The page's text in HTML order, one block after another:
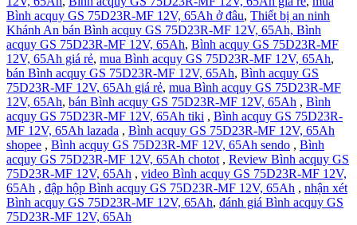
Bình acquy GS 75D23R-MF 12V, 65Ah ở đâu, Thiết bị an ninh
Khánh An bán Bình acquy GS 75D23R-MF 12V, 65Ah, Bình
acquy GS 75D23R-MF 12V, 65Ah, Bình acquy GS 75D23R-MF
12V, 65Ah giá rẻ, mua Bình acquy GS 75D23R-MF 12V, 65Ah,
bán Bình acquy GS 75D23R-MF 12V, 65Ah, Bình acquy GS
75D23R-MF 12V, 65Ah giá rẻ, mua Bình acquy GS 75D23R-MF
12V, 65Ah, bán Bình acquy GS 75D23R-MF 12V, 65Ah , Bình
acquy GS 75D23R-MF 12V, 65Ah tiki , Bình acquy GS 75D23R-
MF 12V, 65Ah lazada , Bình acquy GS 75D23R-MF 12V, 65Ah
shopee , Bình acquy GS 75D23R-MF 12V, 65Ah sendo , Bình
acquy GS 75D23R-MF 12V, 65Ah chotot , Review Bình acquy GS
75D23R-MF 12V, 65Ah , video Bình acquy GS 75D23R-MF 12V,
65Ah , đập hộp Bình acquy GS 75D23R-MF 12V, 65Ah , nhận xét
Bình acquy GS 75D23R-MF 12V, 65Ah, đánh giá Bình acquy GS
75D23R-MF 12V, 65Ah